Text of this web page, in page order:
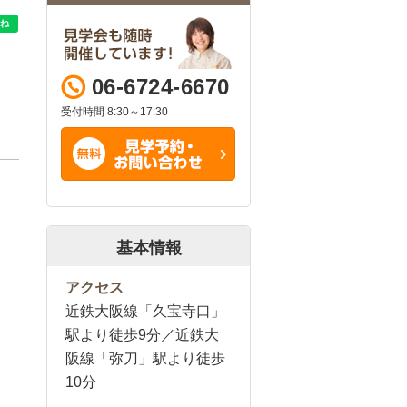
06-6724-6670
受付時間 8:30～17:30
基本情報
アクセス
近鉄大阪線「久宝寺口」
駅より徒歩9分／近鉄大
阪線「弥刀」駅より徒歩
10分